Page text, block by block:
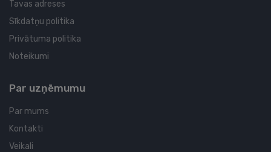
Tavas adreses
Sīkdatņu politika
Privātuma politika
Noteikumi
Par uzņēmumu
Par mums
Kontakti
Veikali